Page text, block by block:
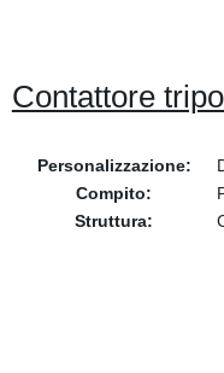
Contattore
Personalizzazione:
Compito:
Struttura: